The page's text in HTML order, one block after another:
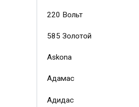
220 Вольт
585 Золотой
Askona
Адамас
Адидас